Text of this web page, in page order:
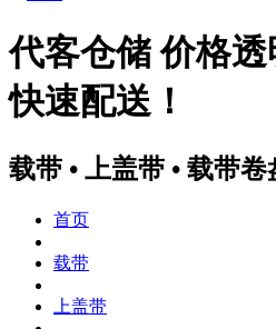
代客仓储 价格
快速配送！
载带 • 上盖带 • 载带
首页
载带
上盖带